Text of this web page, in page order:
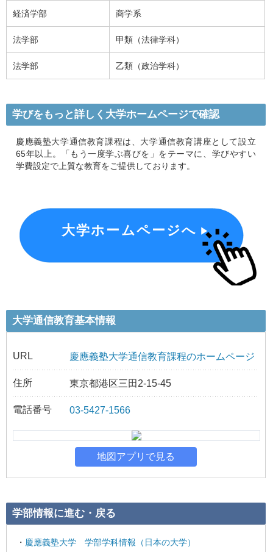
経済学部 商学系
法学部 甲類（法律学科）
法学部 乙類（政治学科）
学びをもっと詳しく大学ホームページで確認
慶應義塾大学通信教育課程は、大学通信教育講座として設立
65年以上。「もう一度学ぶ喜びを」をテーマに、学びやすい
学費設定で上質な教育をご提供しております。
大学ホームページへ
大学通信教育基本情報
URL 慶應義塾大学通信教育課程のホームページ
住所 東京都港区三田2-15-45
電話番号 03-5427-1566
地図アプリで見る
学部情報に進む・戻る
慶應義塾大学 学部学科情報（日本の大学）